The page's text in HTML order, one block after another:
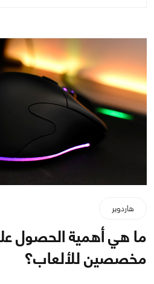
هاردوير
ما هي أهمية الحصول
مخصصين للألعاب؟